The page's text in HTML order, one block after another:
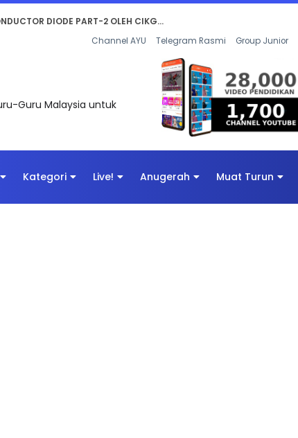
SOALAN 1 TRIAL OLEH CIKGU WAN...
Channel AYU Telegram Rasmi Group Junior
Guru Malaysia untuk
Kategori Live! Anugerah Muat Turun